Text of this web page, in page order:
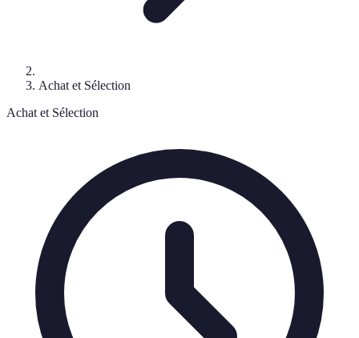
Achat et Sélection
Achat et Sélection